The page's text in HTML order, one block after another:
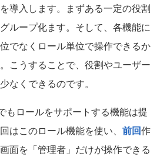
導入します。まずある一定の役割
ループ化ます。そして、各機能に
でなくロール単位で操作できるか
こうすることで、役割やユーザー
なくできるのです。
もロールをサポートする機能は提
はこのロール機能を使い、 前回作
面を「管理者」だけが操作できる